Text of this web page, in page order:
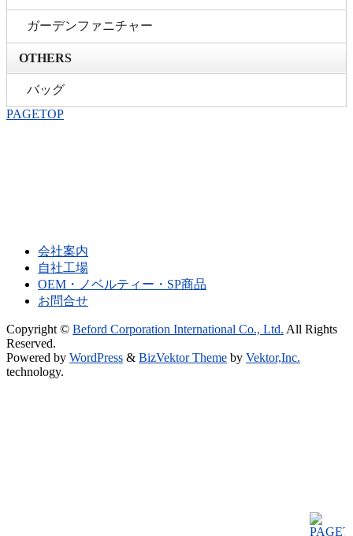
ガーデンファニチャー
OTHERS
バッグ
PAGETOP
会社案内
自社工場
OEM・ノベルティー・SP商品
お問合せ
Copyright © Beford Corporation International Co., Ltd. All Rights
Reserved.
Powered by WordPress & BizVektor Theme by Vektor,Inc.
technology.